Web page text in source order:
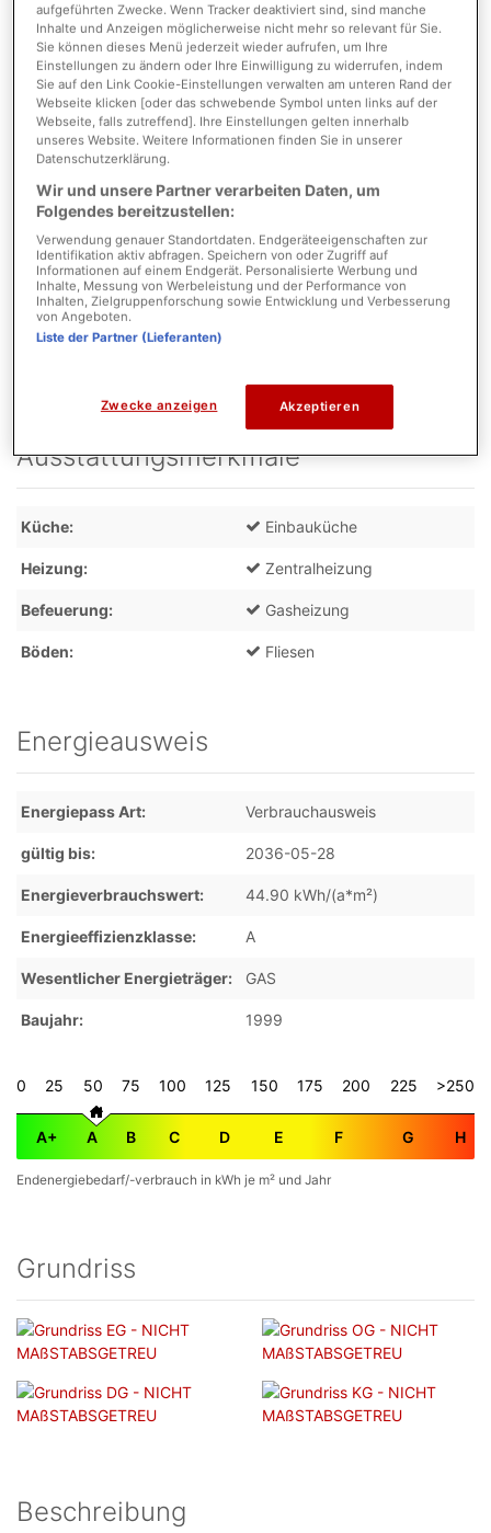
Nutzfläche 27,00 m²
Anzahl Etagen 1
Schlafzimmer 3
Badezimmer
Zustand
Objektzustand Gepflegt
Parkmöglichkeiten
Ausstattungsmerkmale
Küche Einbauküche
Heizung Zentralheizung
Befeuerung Gasheizung
Böden Fliesen
Energieausweis
Energiepass Art Verbrauchausweis
gültig bis 2036-05-28
Energieverbrauchswert 44.90 kWh/(a*m²)
Energieeffizienzklasse A
Wesentlicher Energieträger GAS
Baujahr 1999
0 25 50 75 100 125 150 175 200 225 >250
A+ A B C D E F G H
Endenergiebedarf/-verbrauch in kWh je m² und Jahr
Grundriss
Beschreibung
aufgeführten Zwecke. Wenn Tracker deaktiviert sind, sind manche
Inhalte und Anzeigen möglicherweise nicht mehr so relevant für Sie.
Sie können dieses Menü jederzeit wieder aufrufen, um Ihre
Einstellungen zu ändern oder Ihre Einwilligung zu widerrufen, indem
Sie auf den Link Cookie-Einstellungen verwalten am unteren Rand der
Webseite klicken [oder das schwebende Symbol unten links auf der
Webseite, falls zutreffend]. Ihre Einstellungen gelten innerhalb
unseres Website. Weitere Informationen finden Sie in unserer
Datenschutzerklärung.
Wir und unsere Partner verarbeiten Daten, um
Folgendes bereitzustellen:
Verwendung genauer Standortdaten. Endgeräteeigenschaften zur
Identifikation aktiv abfragen. Speichern von oder Zugriff auf
Informationen auf einem Endgerät. Personalisierte Werbung und
Inhalte, Messung von Werbeleistung und der Performance von
Inhalten, Zielgruppenforschung sowie Entwicklung und Verbesserung
von Angeboten.
Liste der Partner (Lieferanten)
Zwecke anzeigen Akzeptieren